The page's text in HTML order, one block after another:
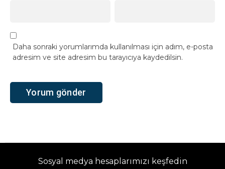
Daha sonraki yorumlarımda kullanılması için adım, e-posta
adresim ve site adresim bu tarayıcıya kaydedilsin.
Sosyal medya hesaplarımızı keşfedin